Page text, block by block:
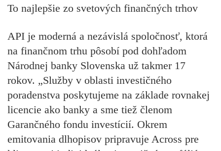
To najlepšie zo svetových finančných trhov
API je moderná a nezávislá spoločnosť, ktorá
na finančnom trhu pôsobí pod dohľadom
Národnej banky Slovenska už takmer 17
rokov. „Služby v oblasti investičného
poradenstva poskytujeme na základe rovnakej
licencie ako banky a sme tiež členom
Garančného fondu investícií. Okrem
emitovania dlhopisov pripravuje Across pre